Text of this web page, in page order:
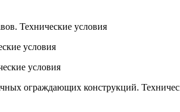
Технические условия
условия
условия
ограждающих конструкций.